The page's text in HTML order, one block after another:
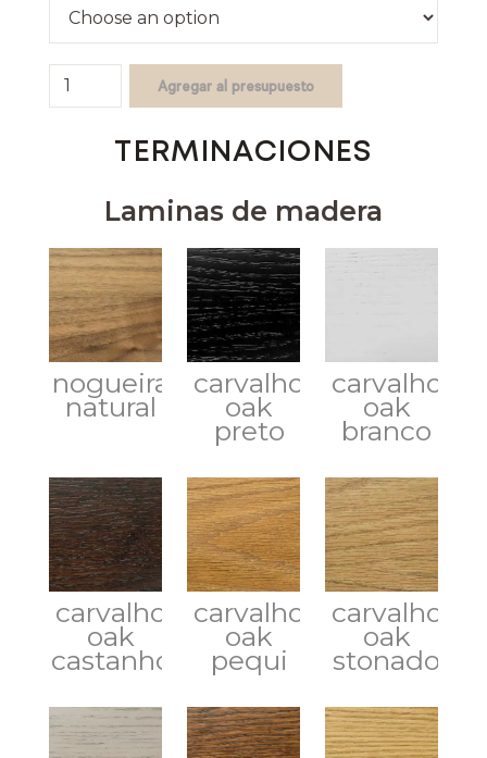
Germina
quantity
Agregar al presupuesto
TERMINACIONES
Laminas de madera
nogueira
natural
carvalho
oak
preto
carvalho
oak
branco
carvalho
oak
castanho
carvalho
oak
pequi
carvalho
oak
stonado